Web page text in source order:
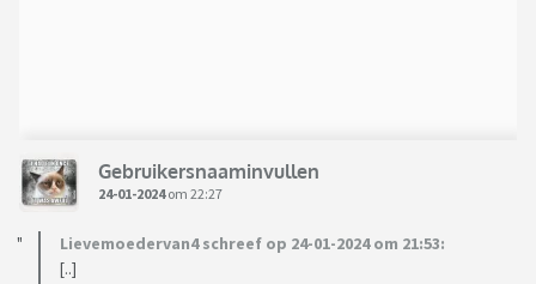
Gebruikersnaaminvullen
24-01-2024om 22:27
Lievemoedervan4 schreef op 24-01-2024 om 21:53:
[..]